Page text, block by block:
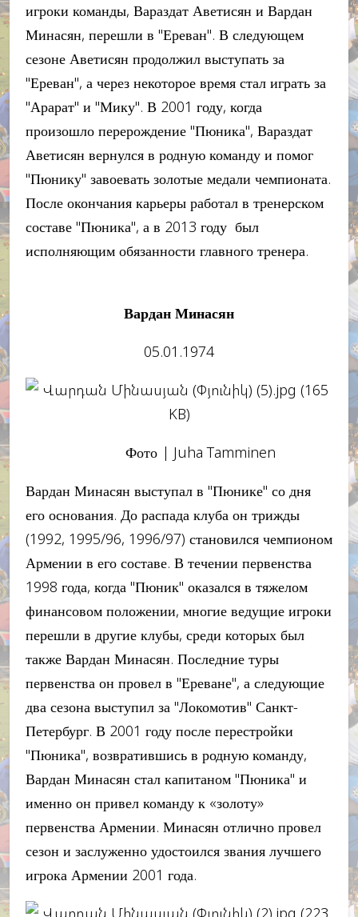
игроки команды, Вараздат Аветисян и Вардан
Минасян, перешли в "Ереван". В следующем
сезоне Аветисян продолжил выступать за
"Ереван", а через некоторое время стал играть за
"Арарат" и "Мику". В 2001 году, когда
произошло перерождение "Пюника", Вараздат
Аветисян вернулся в родную команду и помог
"Пюнику" завоевать золотые медали чемпионата.
После окончания карьеры работал в тренерском
составе "Пюника", а в 2013 году был
исполняющим обязанности главного тренера.
Вардан Минасян
05.01.1974
Фото | Juha Tamminen
Вардан Минасян выступал в "Пюнике" со дня
его основания. До распада клуба он трижды
(1992, 1995/96, 1996/97) становился чемпионом
Армении в его составе. В течении первенства
1998 года, когда "Пюник" оказался в тяжелом
финансовом положении, многие ведущие игроки
перешли в другие клубы, среди которых был
также Вардан Минасян. Последние туры
первенства он провел в "Ереване", а следующие
два сезона выступил за "Локомотив" Санкт-
Петербург. В 2001 году после перестройки
"Пюника", возвратившись в родную команду,
Вардан Минасян стал капитаном "Пюника" и
именно он привел команду к «золоту»
первенства Армении. Минасян отлично провел
сезон и заслуженно удостоился звания лучшего
игрока Армении 2001 года.